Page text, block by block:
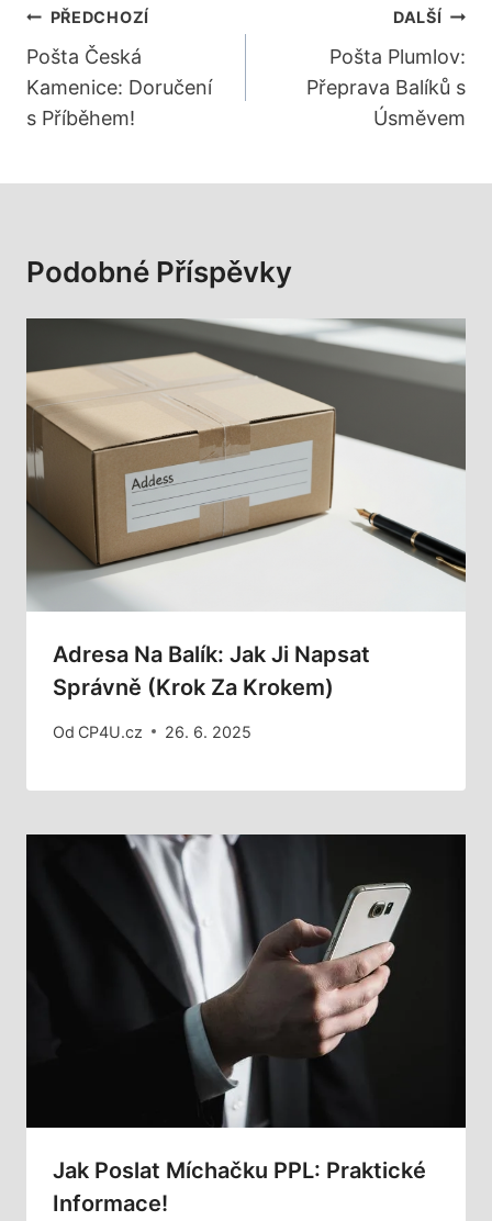
Navigace
Pro
Příspěvek
PŘEDCHOZÍ
Pošta Česká
Kamenice: Doručení
s Příběhem!
DALŠÍ
Pošta Plumlov:
Přeprava Balíků s
Úsměvem
Podobné Příspěvky
Adresa Na Balík: Jak Ji Napsat
Správně (Krok Za Krokem)
Od CP4U.cz 26. 6. 2025
Jak Poslat Míchačku PPL: Praktické
Informace!